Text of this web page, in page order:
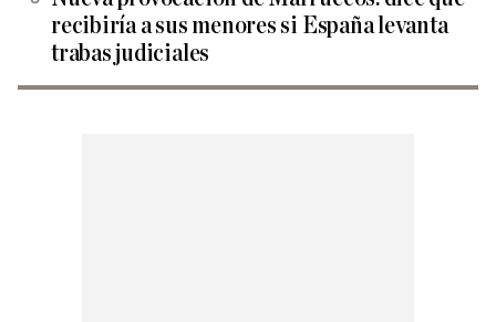
recibiría a sus menores si España levanta
trabas judiciales